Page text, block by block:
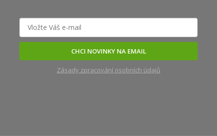
CHCI NOVINKY NA EMAIL
Zásady zpracování osobních údajů